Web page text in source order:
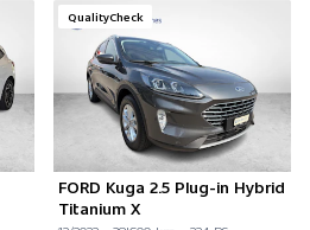
QualityCheck
FORD Kuga 2.5 Plug-in Hybrid
Titanium X